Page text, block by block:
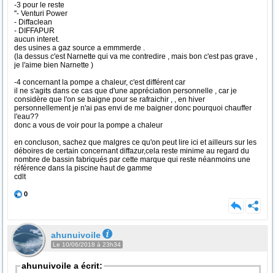
-3 pour le reste
''- Venturi Power
- Diffaclean
- DIFFAPUR
aucun interet.
des usines a gaz source a emmmerde .
(la dessus c'est Narnette qui va me contredire , mais bon c'est pas grave ,
je l'aime bien Narnette )
-4 concernant la pompe a chaleur, c'est différent car
il ne s'agits dans ce cas que d'une appréciation personnelle , car je
considère que l'on se baigne pour se rafraichir , , en hiver
personnellement je n'ai pas envi de me baigner donc pourquoi chauffer
l'eau??
donc a vous de voir pour la pompe a chaleur
en concluson, sachez que malgres ce qu'on peut lire ici et ailleurs sur les
déboires de certain concernant diffazur,cela reste minime au regard du
nombre de bassin fabriqués par cette marque qui reste néanmoins une
référence dans la piscine haut de gamme
cdlt
0
ahunuivoile
Le 10/06/2018 à 23h34
ahunuivoile a écrit: